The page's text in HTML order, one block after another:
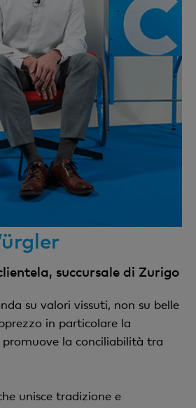
succursale di Zurigo
su valori vissuti, non su belle
in particolare la
promuove la conciliabilità tra
unisce tradizione e